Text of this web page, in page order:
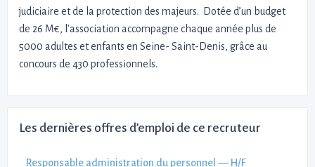
judiciaire et de la protection des majeurs. Dotée d’un budget
de 26 M€, l’association accompagne chaque année plus de
5000 adultes et enfants en Seine- Saint-Denis, grâce au
concours de 430 professionnels.
Les dernières offres d’emploi de ce recruteur
Responsable administration du personnel — H/F